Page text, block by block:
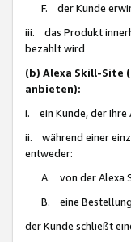
F. der Kunde
iii. das Produkt
bezahlt wird
(b) Alexa Skill-Site
anbieten):
i. ein Kunde, der Ihre
ii. während einer
entweder:
A. von der Alexa
B. eine
der Kunde schließt